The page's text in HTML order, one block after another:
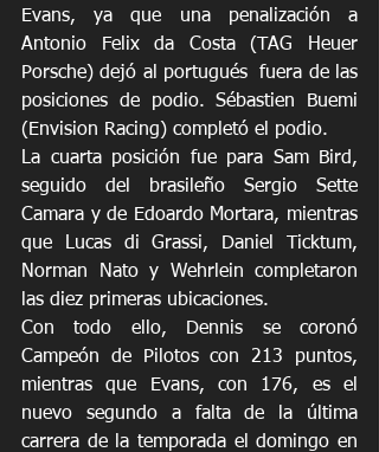
Evans, ya que una penalización a
Antonio Felix da Costa (TAG Heuer
Porsche) dejó al portugués  fuera de las
posiciones de podio. Sébastien Buemi
(Envision Racing) completó el podio.
La cuarta posición fue para Sam Bird,
seguido del brasileño Sergio Sette
Camara y de Edoardo Mortara, mientras
que Lucas di Grassi, Daniel Ticktum,
Norman Nato y Wehrlein completaron
las diez primeras ubicaciones.
Con todo ello, Dennis se coronó
Campeón de Pilotos con 213 puntos,
mientras que Evans, con 176, es el
nuevo segundo a falta de la última
carrera de la temporada el domingo en